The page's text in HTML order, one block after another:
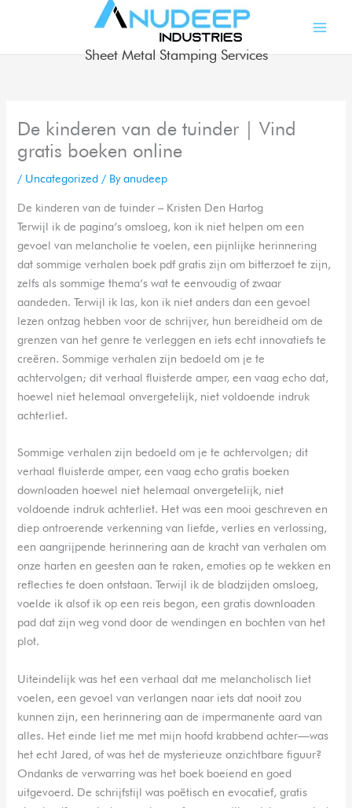
Sheet Metal Stamping Services
De kinderen van de tuinder | Vind
gratis boeken online
/ Uncategorized / Byanudeep
De kinderen van de tuinder – Kristen Den Hartog
Terwijl ik de pagina’s omsloeg, kon ik niet helpen om een
gevoel van melancholie te voelen, een pijnlijke herinnering
dat sommige verhalen boek pdf gratis zijn om bitterzoet te zijn,
zelfs als sommige thema’s wat te eenvoudig of zwaar
aandeden. Terwijl ik las, kon ik niet anders dan een gevoel
lezen ontzag hebben voor de schrijver, hun bereidheid om de
grenzen van het genre te verleggen en iets echt innovatiefs te
creëren. Sommige verhalen zijn bedoeld om je te
achtervolgen; dit verhaal fluisterde amper, een vaag echo dat,
hoewel niet helemaal onvergetelijk, niet voldoende indruk
achterliet.
Sommige verhalen zijn bedoeld om je te achtervolgen; dit
verhaal fluisterde amper, een vaag echo gratis boeken
downloaden hoewel niet helemaal onvergetelijk, niet
voldoende indruk achterliet. Het was een mooi geschreven en
diep ontroerende verkenning van liefde, verlies en verlossing,
een aangrijpende herinnering aan de kracht van verhalen om
onze harten en geesten aan te raken, emoties op te wekken en
reflecties te doen ontstaan. Terwijl ik de bladzijden omsloeg,
voelde ik alsof ik op een reis begon, een gratis downloaden
pad dat zijn weg vond door de wendingen en bochten van het
plot.
Uiteindelijk was het een verhaal dat me melancholisch liet
voelen, een gevoel van verlangen naar iets dat nooit zou
kunnen zijn, een herinnering aan de impermanente aard van
alles. Het einde liet me met mijn hoofd krabbend achter—was
het echt Jared, of was het de mysterieuze onzichtbare figuur?
Ondanks de verwarring was het boek boeiend en goed
uitgevoerd. De schrijfstijl was poëtisch en evocatief, gratis